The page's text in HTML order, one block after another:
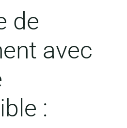
de
avec
: